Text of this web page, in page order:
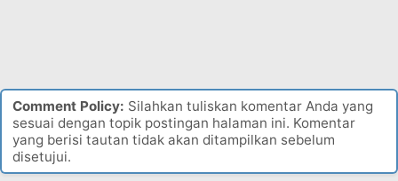
Comment Policy: Silahkan tuliskan komentar Anda yang
sesuai dengan topik postingan halaman ini. Komentar
yang berisi tautan tidak akan ditampilkan sebelum
disetujui.